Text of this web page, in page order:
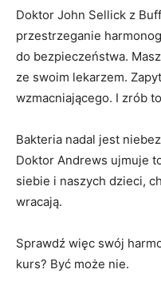
Doktor John Sellick z
przestrzeganie
do bezpieczeństwa.
ze swoim lekarzem.
wzmacniającego. I zrób
Bakteria nadal jest
Doktor Andrews ujmuje
siebie i naszych dzieci,
wracają.
Sprawdź więc swój
kurs? Być może nie.